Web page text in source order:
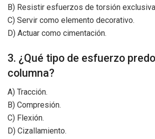
B) Resistir esfuerzos de torsión
C) Servir como elemento decorativo.
D) Actuar como cimentación.
3. ¿Qué tipo de esfuerzo
columna?
A) Tracción.
B) Compresión.
C) Flexión.
D) Cizallamiento.